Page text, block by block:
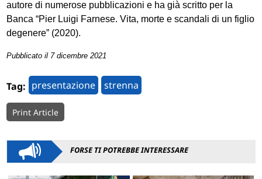
autore di numerose pubblicazioni e ha già scritto per la
Banca “Pier Luigi Farnese. Vita, morte e scandali di un figlio
degenere” (2020).
Pubblicato il 7 dicembre 2021
Tag: presentazione strenna
Print Article
FORSE TI POTREBBE INTERESSARE